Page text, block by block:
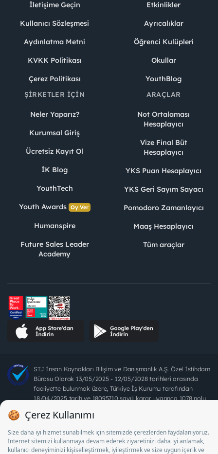
İletişime Geçin
Kullanıcı Sözleşmesi
Aydınlatma Metni
KVKK Politikası
Çerez Politikası
Etkinlikler
Ayrıcalıklar
Öğrenci Kulüpleri
Okullar
YouthBlog
ŞIRKETLER İÇIN
Neler Yaparız?
Kurumsal Giriş
Ücretsiz Kayıt Ol
İK Blog
YouthTech
Youth Awards Oy Ver
Humanspire
Future Sales Leader
Academy
ARAÇLAR
Not Ortalaması
Hesaplayıcı
Vize Final Büt
Hesaplayıcı
YKS Puan Hesaplayıcı
YKS Geri Sayım Sayacı
Pomodoro Zamanlayıcı
Maaş Hesaplayıcı
Tüm araçlar
STJ İnsan Kaynakları Bilişim ve Danışmanlık A.Ş. Özel İstihdam
Bürosu Olarak 13/05/2025 - 12/05/2028 tarihleri arasında
faaliyette bulunmak üzere, Türkiye İş Kurumu tarafından
18/04/2025 tarih ve 18095710 sayılı karar uyarınca 1078 nolu
arayanlardan ücret alınması yasaktır.